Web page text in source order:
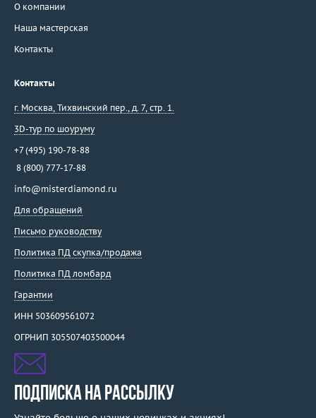
О компании
Наша мастерская
Контакты
Контакты
г. Москва Тихвинский пер., д. 7, стр. 1.
3D-тур по шоуруму
+7 (495) 190-78-88
8 (800) 777-17-88
info@misterdiamond.ru
Для обращений
Письмо руководству
Политика ПД скупка/продажа
Политика ПД ломбард
Гарантии
ИНН 503609561072
ОГРНИП 305507403500044
ПОДПИСКА НА РАССЫЛКУ